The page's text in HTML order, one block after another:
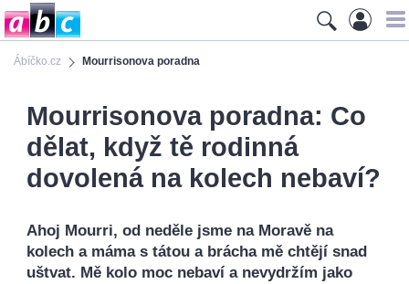
Ábíčko.cz Mourrisonova poradna
Mourrisonova poradna: Co
dělat, když tě rodinná
dovolená na kolech nebaví?
Ahoj Mourri, od neděle jsme na Moravě na
kolech a máma s tátou a brácha mě chtějí snad
uštvat. Mě kolo moc nebaví a nevydržím jako